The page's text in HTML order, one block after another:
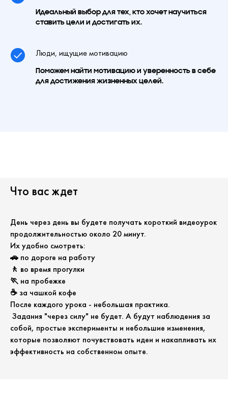
Идеальный выбор для тех, кто хочет научиться
ставить цели и достигать их.
Люди, ищущие мотивацию
Поможем найти мотивацию и уверенность в себе
для достижения жизненных целей.
Что вас ждет
День через день вы будете получать короткий видеоурок
продолжительностью около 20 минут.
Их удобно смотреть:
🚗 по дороге на работу
🚶 во время прогулки
🏃 на пробежке
☕ за чашкой кофе
После каждого урока - небольшая практика.
Задания "через силу" не будет. А будут наблюдения за
собой, простые эксперименты и небольшие изменения,
которые позволяют почувствовать идеи и накапливать их
эффективность на собственном опыте.